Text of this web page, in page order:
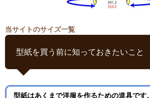
当サイトのサイズ一覧
型紙を買う前に知っておきたいこと
型紙はあくまで洋服を作るための道具です。